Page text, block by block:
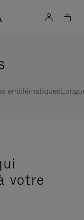
emblématiques
votre